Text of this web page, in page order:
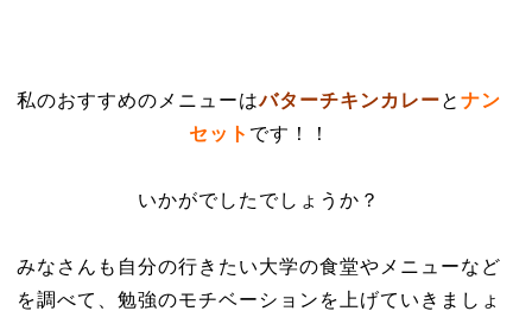
私のおすすめのメニューはバターチキンカレーとナン
セット です！！
いかがでしたでしょうか？
みなさんも自分の行きたい大学の食堂やメニューなど
を調べて、勉強のモチベーションを上げていきましょ